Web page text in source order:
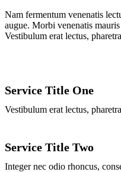
Nam fermentum venenatis
augue. Morbi venenatis
Vestibulum erat lectus,
Service Title One
Vestibulum erat lectus,
Service Title Two
Integer nec odio rhoncus,